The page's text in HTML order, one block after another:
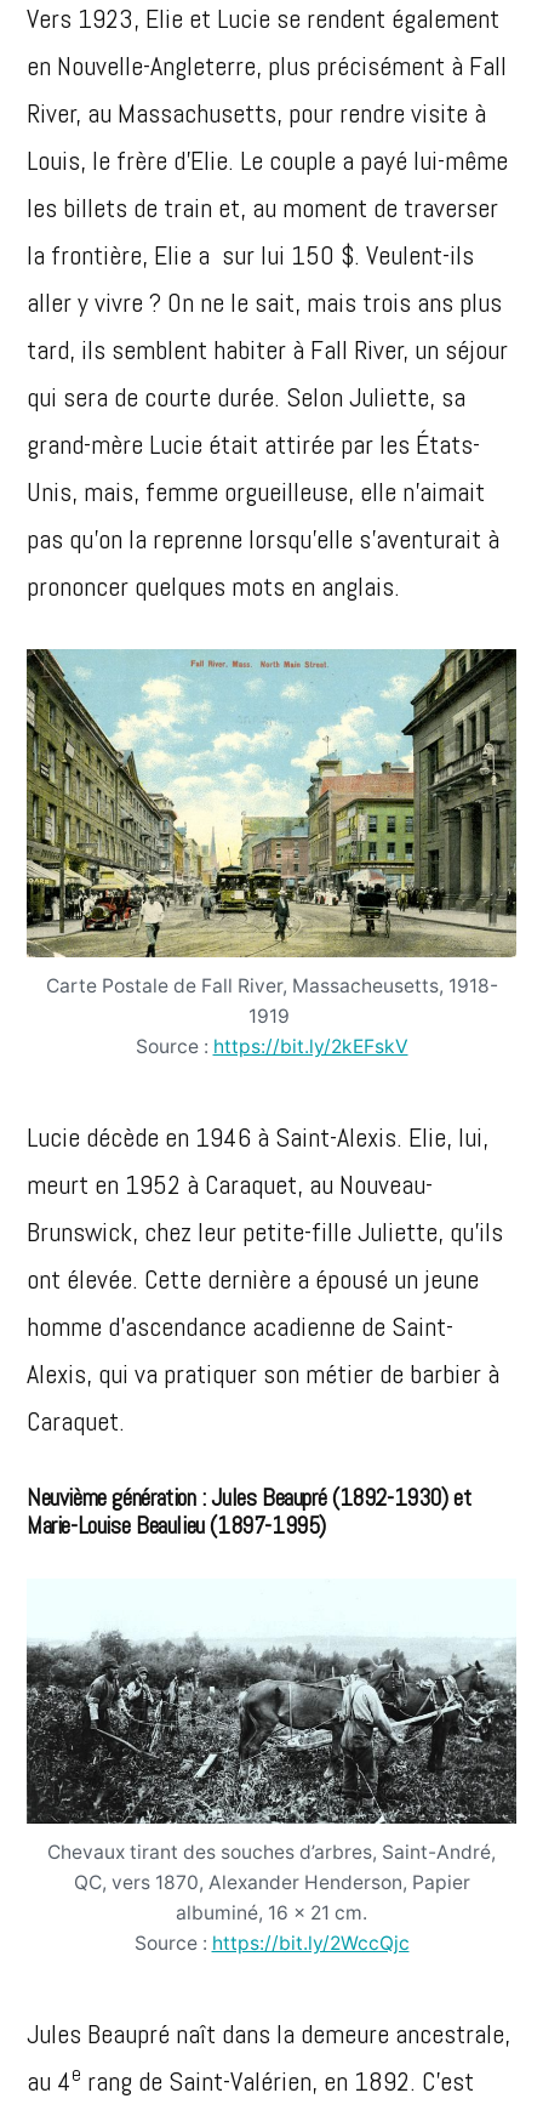
Vers 1923, Elie et Lucie se rendent également
en Nouvelle-Angleterre, plus précisément à Fall
River, au Massachusetts, pour rendre visite à
Louis, le frère d’Elie. Le couple a payé lui-même
les billets de train et, au moment de traverser
la frontière, Elie a sur lui 150 $. Veulent-ils
aller y vivre ? On ne le sait, mais trois ans plus
tard, ils semblent habiter à Fall River, un séjour
qui sera de courte durée. Selon Juliette, sa
grand-mère Lucie était attirée par les États-
Unis, mais, femme orgueilleuse, elle n’aimait
pas qu’on la reprenne lorsqu’elle s’aventurait à
prononcer quelques mots en anglais.
Carte Postale de Fall River, Massacheusetts, 1918-
1919
Source : https://bit.ly/2kEFskV
Lucie décède en 1946 à Saint-Alexis. Elie, lui,
meurt en 1952 à Caraquet, au Nouveau-
Brunswick, chez leur petite-fille Juliette, qu’ils
ont élevée. Cette dernière a épousé un jeune
homme d’ascendance acadienne de Saint-
Alexis, qui va pratiquer son métier de barbier à
Caraquet.
Neuvième génération : Jules Beaupré (1892-1930) et
Marie-Louise Beaulieu (1897-1995)
Chevaux tirant des souches d’arbres, Saint-André,
QC, vers 1870, Alexander Henderson, Papier
albuminé, 16 x 21 cm.
Source : https://bit.ly/2WccQjc
Jules Beaupré naît dans la demeure ancestrale,
au 4e rang de Saint-Valérien, en 1892. C’est